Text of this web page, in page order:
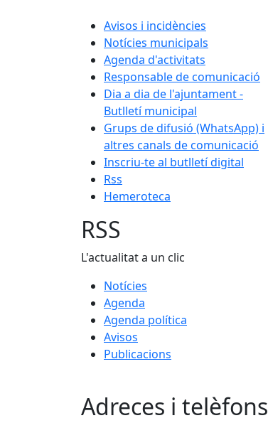
Avisos i incidències
Notícies municipals
Agenda d'activitats
Responsable de comunicació
Dia a dia de l'ajuntament -
Butlletí municipal
Grups de difusió (WhatsApp) i
altres canals de comunicació
Inscriu-te al butlletí digital
Rss
Hemeroteca
RSS
L'actualitat a un clic
Notícies
Agenda
Agenda política
Avisos
Publicacions
Adreces i telèfons